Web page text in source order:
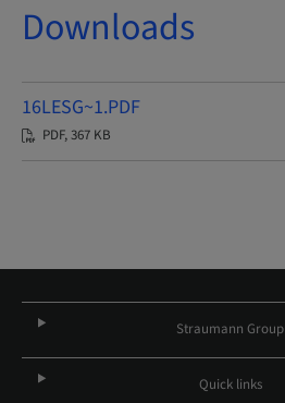
Downloads
16LESG~1.PDF
PDF, 367 KB
Straumann Group
Quick links